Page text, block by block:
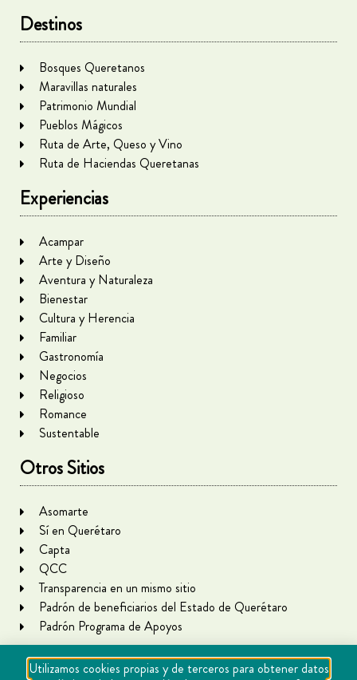
Destinos
Bosques Queretanos
Maravillas naturales
Patrimonio Mundial
Pueblos Mágicos
Ruta de Arte, Queso y Vino
Ruta de Haciendas Queretanas
Experiencias
Acampar
Arte y Diseño
Aventura y Naturaleza
Bienestar
Cultura y Herencia
Familiar
Gastronomía
Negocios
Religioso
Romance
Sustentable
Otros Sitios
Asomarte
Sí en Querétaro
Capta
QCC
Transparencia en un mismo sitio
Padrón de beneficiarios del Estado de Querétaro
Padrón Programa de Apoyos
Utilizamos cookies propias y de terceros para obtener datos